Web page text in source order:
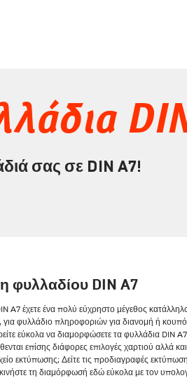
σας σε DIN A7!
φυλλαδίου DIN A7
A7 έχετε ένα πολύ εύχρηστο μέγεθος
για φυλλάδιο πληροφοριών για διανομή ή
εύκολα να διαμορφώσετε τα φυλλάδια DIN
επίσης διάφορες επιλογές χαρτιού αλλά
εκτύπωσης; Δείτε τις προδιαγραφές
τη διαμόρφωσή εδώ εύκολα με τον